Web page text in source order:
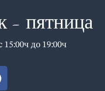
- пятница
15:00ч до 19:00ч